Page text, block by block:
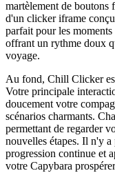
martèlement de boutons
d'un clicker iframe
parfait pour les
offrant un rythme doux
voyage.
Au fond, Chill Clicker
Votre principale
doucement votre
scénarios charmants.
permettant de regarder
nouvelles étapes. Il n'y a
progression continue et
votre Capybara